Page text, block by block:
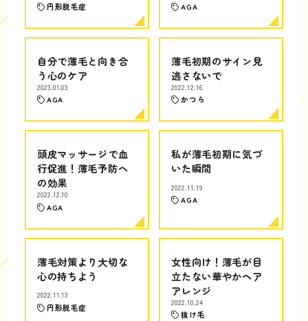
円形脱毛症 AGA
自分で薄毛と向き合
う心のケア
2023.01.03
AGA
薄毛初期のサイン見
逃さないで
2022.12.16
かつら
頭皮マッサージで血
行促進！薄毛予防へ
の効果
2022.12.10
AGA
私が薄毛初期に気づ
いた瞬間
2022.11.19
AGA
薄毛対策より大切な
心の持ちよう
2022.11.13
円形脱毛症
女性向け！薄毛が目
立たない華やかヘア
アレンジ
2022.10.24
抜け毛